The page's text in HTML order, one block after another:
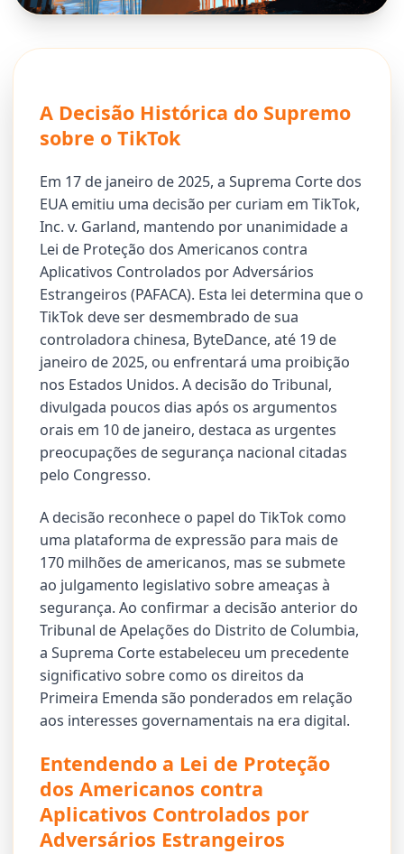
A Decisão Histórica do Supremo
sobre o TikTok
Em 17 de janeiro de 2025, a Suprema Corte dos
EUA emitiu uma decisão per curiam em TikTok,
Inc. v. Garland, mantendo por unanimidade a
Lei de Proteção dos Americanos contra
Aplicativos Controlados por Adversários
Estrangeiros (PAFACA). Esta lei determina que o
TikTok deve ser desmembrado de sua
controladora chinesa, ByteDance, até 19 de
janeiro de 2025, ou enfrentará uma proibição
nos Estados Unidos. A decisão do Tribunal,
divulgada poucos dias após os argumentos
orais em 10 de janeiro, destaca as urgentes
preocupações de segurança nacional citadas
pelo Congresso.
A decisão reconhece o papel do TikTok como
uma plataforma de expressão para mais de
170 milhões de americanos, mas se submete
ao julgamento legislativo sobre ameaças à
segurança. Ao confirmar a decisão anterior do
Tribunal de Apelações do Distrito de Columbia,
a Suprema Corte estabeleceu um precedente
significativo sobre como os direitos da
Primeira Emenda são ponderados em relação
aos interesses governamentais na era digital.
Entendendo a Lei de Proteção
dos Americanos contra
Aplicativos Controlados por
Adversários Estrangeiros